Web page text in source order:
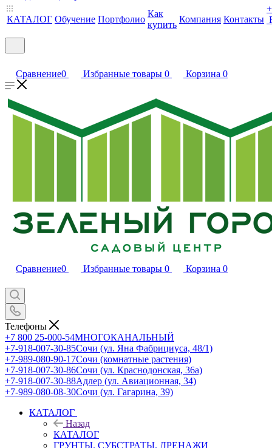
КАТАЛОГ Обучение Портфолио
Как
купить
Компания Контакты
+
Сравнение0 Избранные товары 0 Корзина 0
Сравнение0 Избранные товары 0 Корзина 0
Телефоны
+7 800 25-000-54МНОГОКАНАЛЬНЫЙ
+7-918-007-30-85Сочи (ул. Яна Фабрициуса, 48/1)
+7-989-080-90-17Сочи (комнатные растения)
+7-918-007-30-86Сочи (ул. Краснодонская, 36а)
+7-918-007-30-88Адлер (ул. Авиационная, 34)
+7-989-080-08-30Сочи (ул. Гагарина, 39)
КАТАЛОГ
Назад
КАТАЛОГ
ГРУНТЫ. СУБСТРАТЫ. ДРЕНАЖИ